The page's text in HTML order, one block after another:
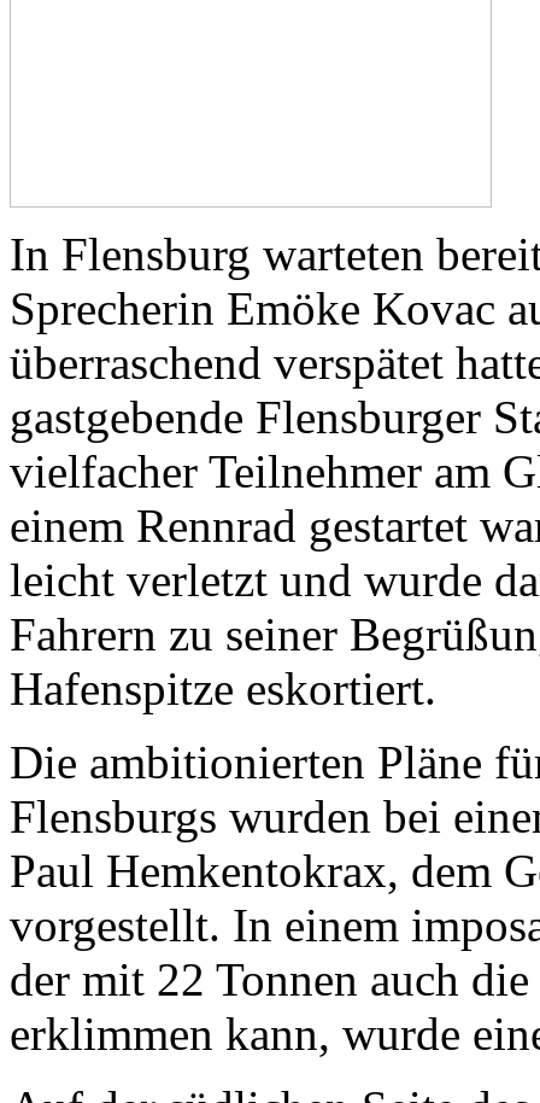
In Flensburg warteten
Sprecherin Emöke Kovac
überraschend verspätet
gastgebende Flensburger
vielfacher Teilnehmer am
einem Rennrad gestartet
leicht verletzt und wurde
Fahrern zu seiner
Hafenspitze eskortiert.
Die ambitionierten Pläne
Flensburgs wurden bei
Paul Hemkentokrax, dem
vorgestellt. In einem
der mit 22 Tonnen auch
erklimmen kann, wurde